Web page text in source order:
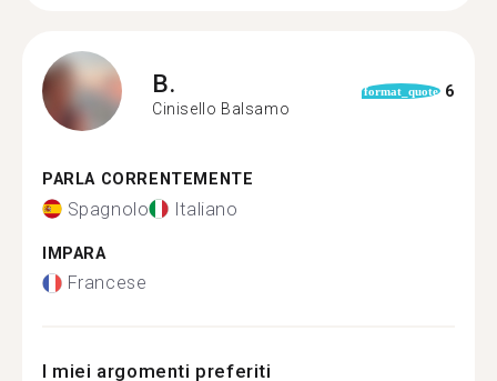
B.
Cinisello Balsamo
format_quote 6
PARLA CORRENTEMENTE
Spagnolo Italiano
IMPARA
Francese
I miei argomenti preferiti